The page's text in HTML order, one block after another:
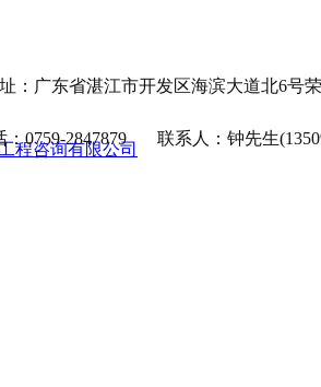
：广东省湛江市开发区海滨大道北6
：0759-2847879 联系人：钟先生
程咨询有限公司